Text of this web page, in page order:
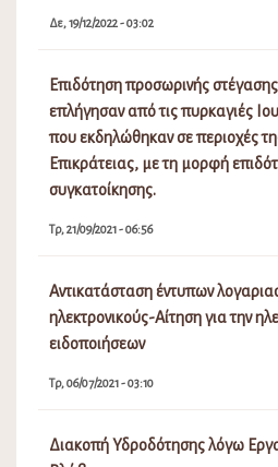
Δε, 19/12/2022 - 03:02
Επιδότηση προσωρινής
επλήγησαν από τις πυρκαγιές
που εκδηλώθηκαν σε περιοχές
Επικράτειας, με τη μορφή
συγκατοίκησης.
Τρ, 21/09/2021 - 06:56
Αντικατάσταση έντυπων
ηλεκτρονικούς-Αίτηση για την
ειδοποιήσεων
Τρ, 06/07/2021 - 03:10
Διακοπή Υδροδότησης λόγω